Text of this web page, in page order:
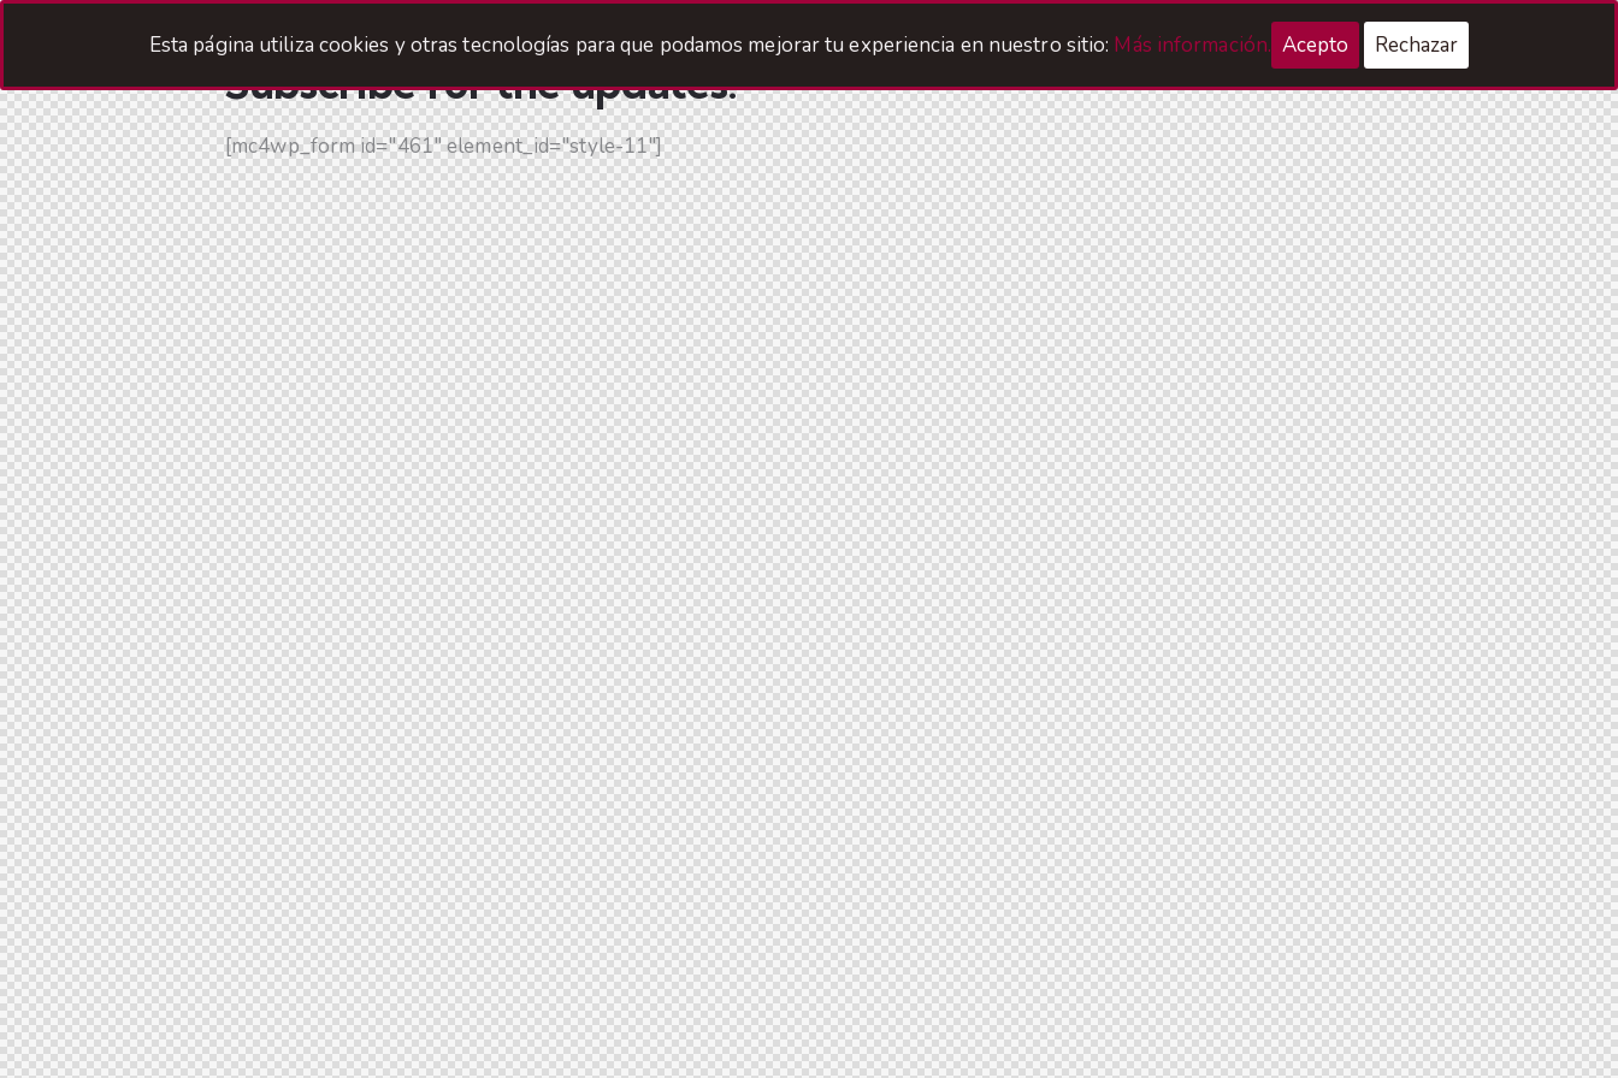
Subscribe for the updates!
[mc4wp_form id="461" element_id="style-11"]
Esta página utiliza cookies y otras tecnologías para que podamos mejorar tu experiencia en nuestro sitio: Más información. Acepto Rechazar